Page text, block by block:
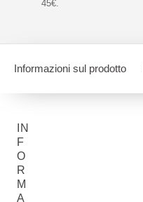
45€.
Informazioni sul prodotto
IN
F
O
R
M
A